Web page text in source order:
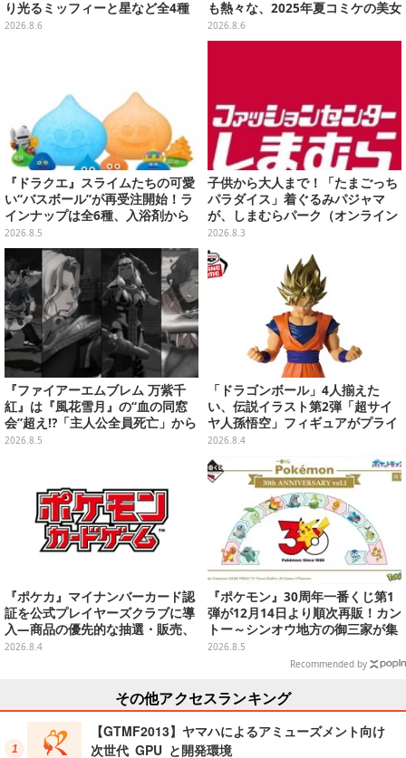
り光るミッフィーと星など全4種
ラインナップ
2026.8.6
も熱々な、2025年夏コミケの美女
レイヤーをプレイバック
2026.8.6
『ドラクエ』スライムたちの可愛
い“バスボール”が再受注開始！ラ
インナップは全6種、入浴剤から
モンスターのフィギュアが出てく
る
2026.8.5
子供から大人まで！「たまごっち
パラダイス」着ぐるみパジャマ
が、しまむらパーク（オンライン
ストア）にて受注生産
2026.8.3
『ファイアーエムブレム 万紫千
紅』は『風花雪月』の“血の同窓
会”超え!?「主人公全員死亡」から
始まる物語は、様々なシリーズ作
2026.8.5
「ドラゴンボール」4人揃えた
い、伝説イラスト第2弾「超サイ
ヤ人孫悟空」フィギュアがプライ
ズ展開！ビッグサイズの「筋斗
雲」エアぐるみも
2026.8.4
『ポケカ』マイナンバーカード認
証を公式プレイヤーズクラブに導
入―商品の優先的な抽選・販売、
公式大会への参加申し込みに活用
2026.8.4
『ポケモン』30周年一番くじ第1
弾が12月14日より順次再販！カン
トー～シンオウ地方の御三家が集
まった時計、ぬいぐるみなど記念
グッズ盛りだくさん
2026.8.5
Recommended by
その他アクセスランキング
【GTMF2013】ヤマハによるアミューズメント向け
次世代 GPU と開発環境